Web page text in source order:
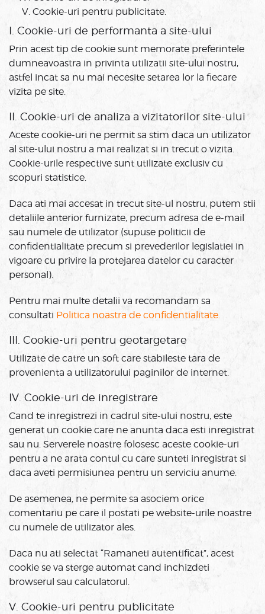
Cookie-uri pentru publicitate.
I. Cookie-uri de performanta a site-ului
Prin acest tip de cookie sunt memorate preferintele
dumneavoastra in privinta utilizatii site-ului nostru,
astfel incat sa nu mai necesite setarea lor la fiecare
vizita pe site.
II. Cookie-uri de analiza a vizitatorilor site-ului
Aceste cookie-uri ne permit sa stim daca un utilizator
al site-ului nostru a mai realizat si in trecut o vizita.
Cookie-urile respective sunt utilizate exclusiv cu
scopuri statistice.
Daca ati mai accesat in trecut site-ul nostru, putem stii
detaliile anterior furnizate, precum adresa de e-mail
sau numele de utilizator (supuse politicii de
confidentialitate precum si prevederilor legislatiei in
vigoare cu privire la protejarea datelor cu caracter
personal).
Pentru mai multe detalii va recomandam sa
consultati Politica noastra de confidentialitate.
III. Cookie-uri pentru geotargetare
Utilizate de catre un soft care stabileste tara de
provenienta a utilizatorului paginilor de internet.
IV. Cookie-uri de inregistrare
Cand te inregistrezi in cadrul site-ului nostru, este
generat un cookie care ne anunta daca esti inregistrat
sau nu. Serverele noastre folosesc aceste cookie-uri
pentru a ne arata contul cu care sunteti inregistrat si
daca aveti permisiunea pentru un serviciu anume.
De asemenea, ne permite sa asociem orice
comentariu pe care il postati pe website-urile noastre
cu numele de utilizator ales.
Daca nu ati selectat “Ramaneti autentificat”, acest
cookie se va sterge automat cand inchizdeti
browserul sau calculatorul.
V. Cookie-uri pentru publicitate